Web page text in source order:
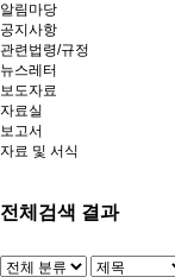
알림마당
공지사항
관련법령/규정
뉴스레터
보도자료
자료실
보고서
자료 및 서식
전체검색 결과